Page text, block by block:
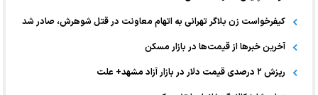
کیفرخواست زن بلاگر تهرانی به اتهام معاونت در قتل شوهرش، صادر شد
آخرین خبر‌ها از قیمت‌ها در بازار مسکن
ریزش ۲ درصدی قیمت دلار در بازار آزاد مشهد+ علت